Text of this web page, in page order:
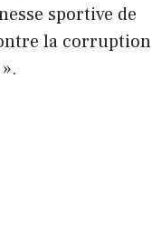
sportive de
la corruption